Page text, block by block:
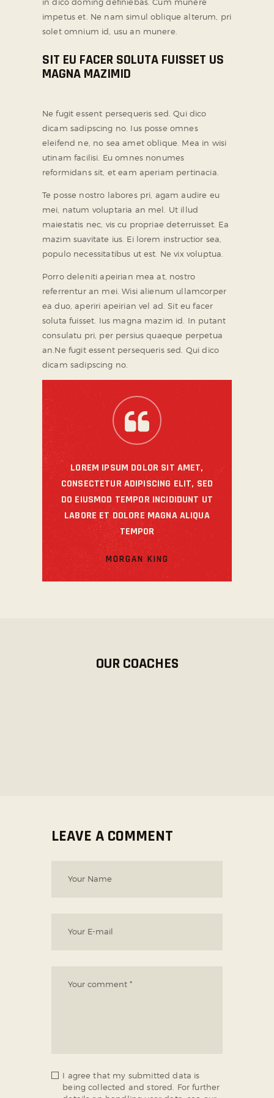
impetus et. Ne nam simul oblique alterum, pri
solet omnium id, usu an munere.
SIT EU FACER SOLUTA FUISSET US
MAGNA MAZIMID
Ne fugit essent persequeris sed. Qui dico
dicam sadipscing no. Ius posse omnes
eleifend ne, no sea amet oblique. Mea in wisi
utinam facilisi. Eu omnes nonumes
reformidans sit, et eam aperiam pertinacia.
Te posse nostro labores pri, agam audire eu
mei, natum voluptaria an mel. Ut illud
maiestatis nec, vis cu propriae deterruisset. Ea
mazim suavitate ius. Ei lorem instructior sea,
populo necessitatibus ut est. Ne vix voluptua.
Porro deleniti apeirian mea at, nostro
referrentur an mei. Wisi alienum ullamcorper
ea duo, aperiri apeirian vel ad. Sit eu facer
soluta fuisset. Ius magna mazim id. In putant
consulatu pri, per persius quaeque perpetua
an.Ne fugit essent persequeris sed. Qui dico
dicam sadipscing no.
LOREM IPSUM DOLOR SIT AMET,
CONSECTETUR ADIPISCING ELIT, SED
DO EIUSMOD TEMPOR INCIDIDUNT UT
LABORE ET DOLORE MAGNA ALIQUA
TEMPOR
MORGAN KING
OUR COACHES
LEAVE A COMMENT
I agree that my submitted data is
being collected and stored. For further